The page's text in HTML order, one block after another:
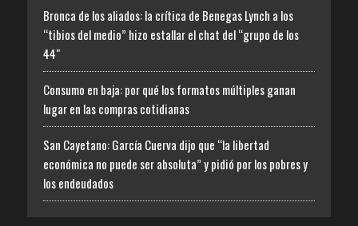
Bronca de los aliados: la crítica de Benegas Lynch a los
“tibios del medio” hizo estallar el chat del “grupo de los
44″
Consumo en baja: por qué los formatos múltiples ganan
lugar en las compras cotidianas
San Cayetano: García Cuerva dijo que “la libertad
económica no puede ser absoluta” y pidió por los pobres y
los endeudados